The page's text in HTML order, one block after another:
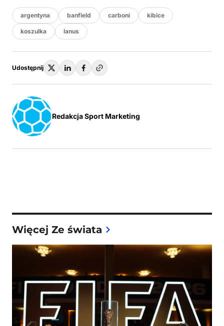
argentyna banfield carboni kibice
koszulka lanus
Udostępnij
Redakcja Sport Marketing
Więcej Ze świata